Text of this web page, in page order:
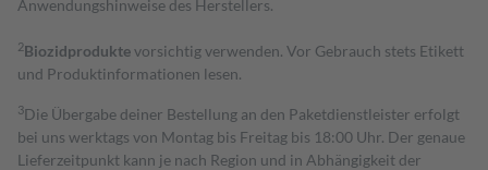
Anwendungshinweise des Herstellers.
2Biozidproduktevorsichtig verwenden. Vor Gebrauch stets Etikett
und Produktinformationen lesen.
3Die Übergabe deiner Bestellung an den Paketdienstleister erfolgt
bei uns werktags von Montag bis Freitag bis 18:00 Uhr. Der genaue
Lieferzeitpunkt kann je nach Region und in Abhängigkeit der